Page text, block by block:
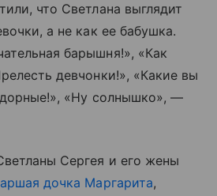
что Светлана выглядит
а не как ее бабушка.
барышня!», «Как
девчонки!», «Какие вы
«Ну солнышко», —
Сергея и его жены
дочка Маргарита,